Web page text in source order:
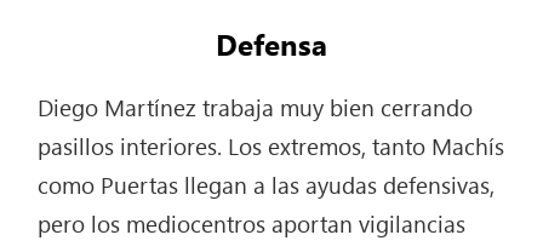
Defensa
Diego Martínez trabaja muy bien cerrando
pasillos interiores. Los extremos, tanto Machís
como Puertas llegan a las ayudas defensivas,
pero los mediocentros aportan vigilancias